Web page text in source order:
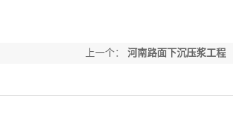
上一个： 河南路面下沉压浆工程